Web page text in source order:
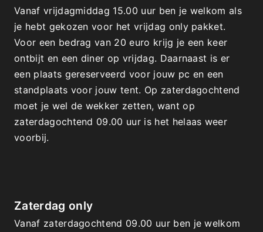
Vanaf vrijdagmiddag 15.00 uur ben je welkom als
je hebt gekozen voor het vrijdag only pakket.
Voor een bedrag van 20 euro krijg je een keer
ontbijt en een diner op vrijdag. Daarnaast is er
een plaats gereserveerd voor jouw pc en een
standplaats voor jouw tent. Op zaterdagochtend
moet je wel de wekker zetten, want op
zaterdagochtend 09.00 uur is het helaas weer
voorbij.
Zaterdag only
Vanaf zaterdagochtend 09.00 uur ben je welkom